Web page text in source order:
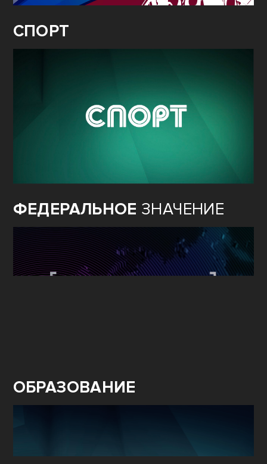
СПОРТ
ФЕДЕРАЛЬНОЕ ЗНАЧЕНИЕ
ОБРАЗОВАНИЕ